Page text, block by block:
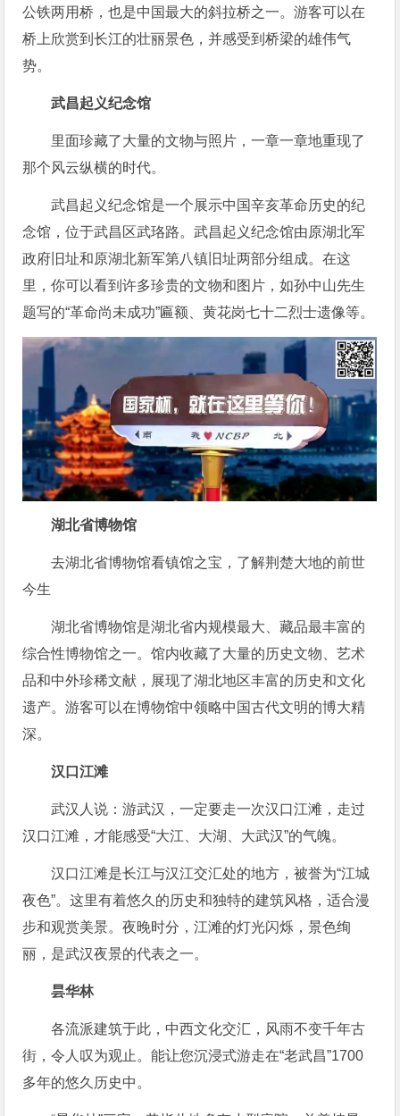
公铁两用桥，也是中国最大的斜拉桥之一。游客可以在
桥上欣赏到长江的壮丽景色，并感受到桥梁的雄伟气
势。
武昌起义纪念馆
里面珍藏了大量的文物与照片，一章一章地重现了
那个风云纵横的时代。
武昌起义纪念馆是一个展示中国辛亥革命历史的纪
念馆，位于武昌区武珞路。武昌起义纪念馆由原湖北军
政府旧址和原湖北新军第八镇旧址两部分组成。在这
里，你可以看到许多珍贵的文物和图片，如孙中山先生
题写的“革命尚未成功”匾额、黄花岗七十二烈士遗像等。
湖北省博物馆
去湖北省博物馆看镇馆之宝，了解荆楚大地的前世
今生
湖北省博物馆是湖北省内规模最大、藏品最丰富的
综合性博物馆之一。馆内收藏了大量的历史文物、艺术
品和中外珍稀文献，展现了湖北地区丰富的历史和文化
遗产。游客可以在博物馆中领略中国古代文明的博大精
深。
汉口江滩
武汉人说：游武汉，一定要走一次汉口江滩，走过
汉口江滩，才能感受“大江、大湖、大武汉”的气魄。
汉口江滩是长江与汉江交汇处的地方，被誉为“江城
夜色”。这里有着悠久的历史和独特的建筑风格，适合漫
步和观赏美景。夜晚时分，江滩的灯光闪烁，景色绚
丽，是武汉夜景的代表之一。
昙华林
各流派建筑于此，中西文化交汇，风雨不变千年古
街，令人叹为观止。能让您沉浸式游走在“老武昌”1700
多年的悠久历史中。